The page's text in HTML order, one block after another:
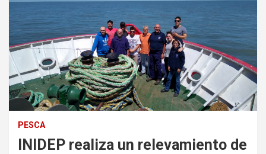
PESCA
INIDEP realiza un relevamiento de